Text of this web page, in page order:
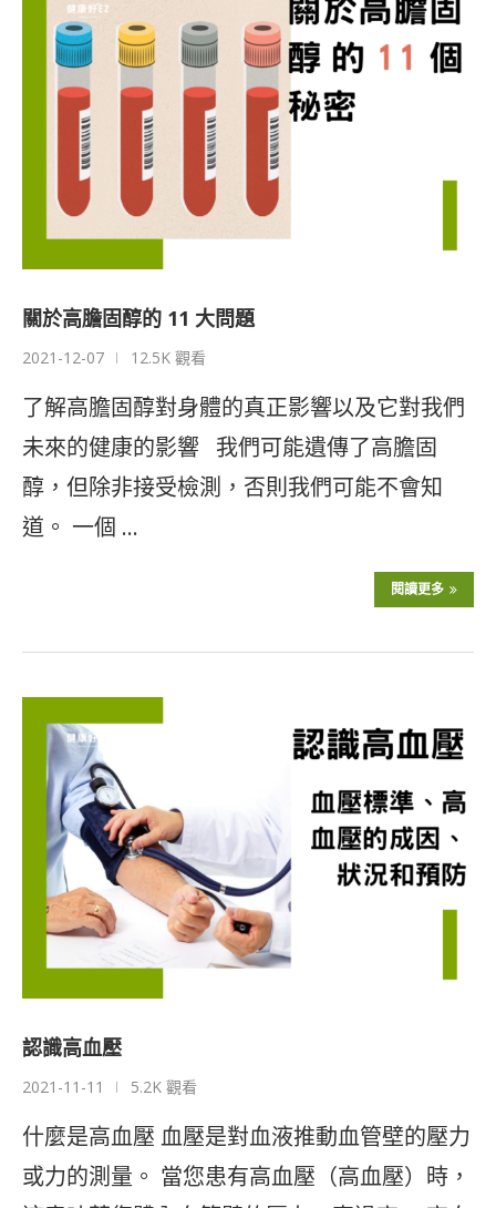
關於高膽固醇的 11 大問題
2021-12-07 12.5K 觀看
了解高膽固醇對身體的真正影響以及它對我們
未來的健康的影響 我們可能遺傳了高膽固
醇，但除非接受檢測，否則我們可能不會知
道。 一個 …
閱讀更多
認識高血壓
2021-11-11 5.2K 觀看
什麼是高血壓 血壓是對血液推動血管壁的壓力
或力的測量。 當您患有高血壓（高血壓）時，